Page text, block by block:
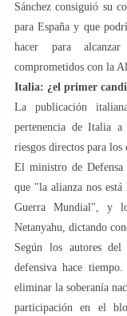
Sánchez consiguió su
para España y que
hacer para
comprometidos con la
Italia: ¿el primer
La publicación
pertenencia de Italia
riesgos directos para los
El ministro de Defensa
que "la alianza nos
Guerra Mundial", y
Netanyahu, dictando
Según los autores
defensiva hace
eliminar la soberanía
participación en el